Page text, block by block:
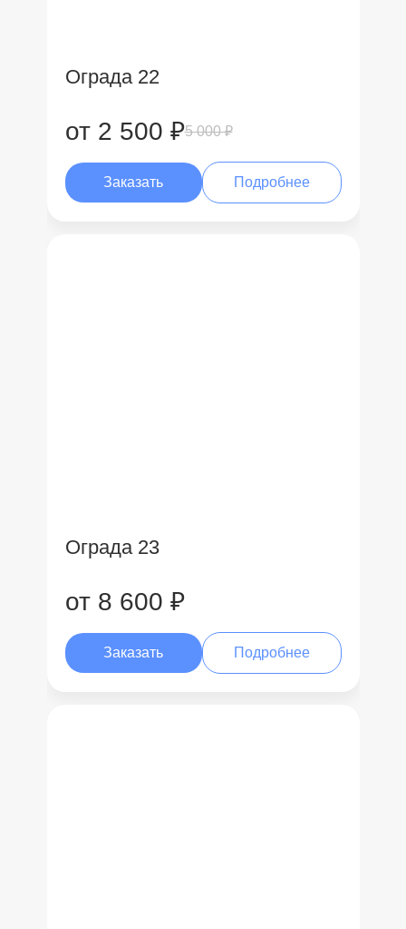
Ограда 22
от 2 500 ₽5 000 ₽
Заказать Подробнее
Ограда 23
от 8 600 ₽
Заказать Подробнее